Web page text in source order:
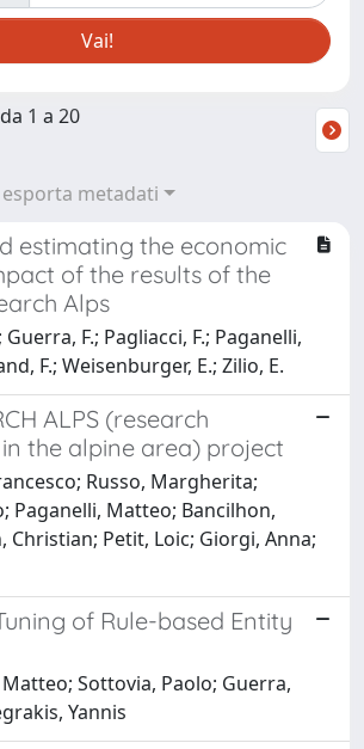
1 a 20
esporta metadati
estimating the economic
of the results of the
Alps
F.; Pagliacci, F.; Paganelli,
F.; Weisenburger, E.; Zilio, E.
ALPS (research
the alpine area) project
Russo, Margherita;
Paganelli, Matteo; Bancilhon,
Christian; Petit, Loic; Giorgi, Anna;
of Rule-based Entity
Sottovia, Paolo; Guerra,
Yannis